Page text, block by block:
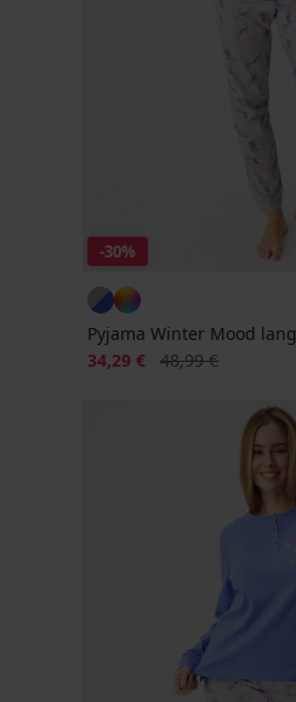
-30%
Pyjama Winter Mood lang
Rabatt
34,29 € Alter Preis
48,99 €